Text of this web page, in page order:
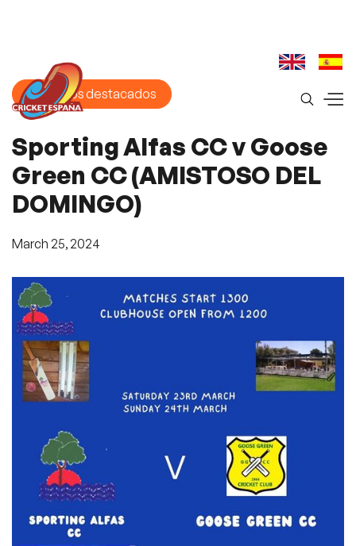
Aspectos destacados
Sporting Alfas CC v Goose
Green CC (AMISTOSO DEL
DOMINGO)
March 25, 2024